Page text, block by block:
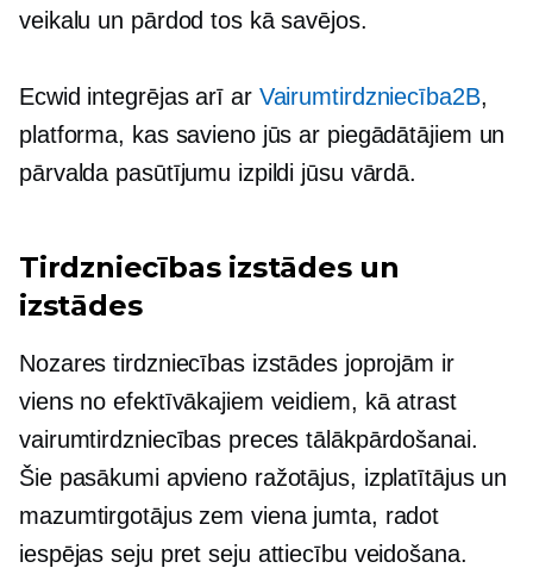
veikalu un pārdod tos kā savējos.
Ecwid integrējas arī ar Vairumtirdzniecība2B,
platforma, kas savieno jūs ar piegādātājiem un
pārvalda pasūtījumu izpildi jūsu vārdā.
Tirdzniecības izstādes un
izstādes
Nozares tirdzniecības izstādes joprojām ir
viens no efektīvākajiem veidiem, kā atrast
vairumtirdzniecības preces tālākpārdošanai.
Šie pasākumi apvieno ražotājus, izplatītājus un
mazumtirgotājus zem viena jumta, radot
iespējasseju pret seju attiecību veidošana.